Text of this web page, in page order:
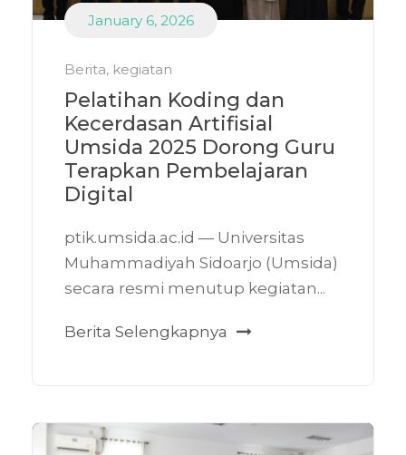
January 6, 2026
Berita, kegiatan
Pelatihan Koding dan
Kecerdasan Artifisial
Umsida 2025 Dorong Guru
Terapkan Pembelajaran
Digital
ptik.umsida.ac.id — Universitas
Muhammadiyah Sidoarjo (Umsida)
secara resmi menutup kegiatan...
Berita Selengkapnya